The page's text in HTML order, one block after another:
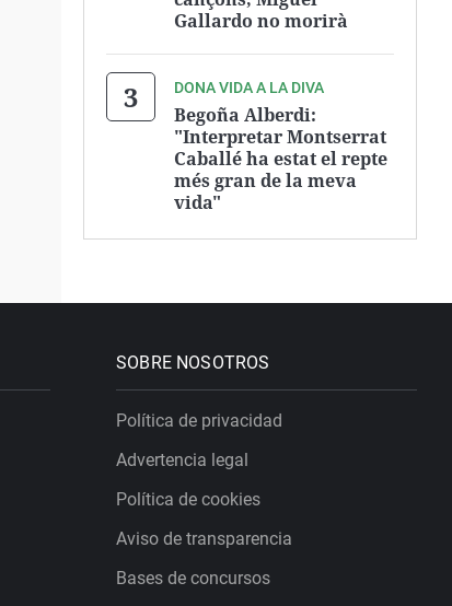
Gallardo no morirà
DONA VIDA A LA DIVA
Begoña Alberdi:
"Interpretar Montserrat
Caballé ha estat el repte
més gran de la meva
vida"
SOBRE NOSOTROS
Política de privacidad
Advertencia legal
Política de cookies
Aviso de transparencia
Bases de concursos